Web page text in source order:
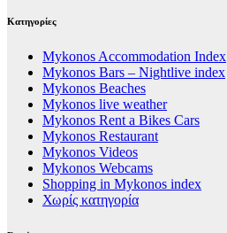
Kατηγορίες
Mykonos Accommodation Index
Mykonos Bars – Nightlive index
Mykonos Beaches
Mykonos live weather
Mykonos Rent a Bikes Cars
Mykonos Restaurant
Mykonos Videos
Mykonos Webcams
Shopping in Mykonos index
Χωρίς κατηγορία